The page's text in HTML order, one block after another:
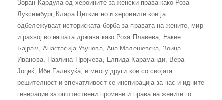
Зоран Кардула од хероините за женски права како Роза
Луксембург, Клара Цеткин но и хероините кои ја
одбележуваат историската борба за правата на жените, мир
и развој во нашата држава како Роза Плавева, Накие
Бајрам, Анастасија Узунова, Ана Малешевска, Зоица
Иванова, Павлина Пројчева, Елпида Караманди, Вера
Јоциќ, Ибе Паликуќа, и многу други кои со својата
решителност и впечатливост се инспирација за нас и идните
генерации за општествени промени и права на жените го